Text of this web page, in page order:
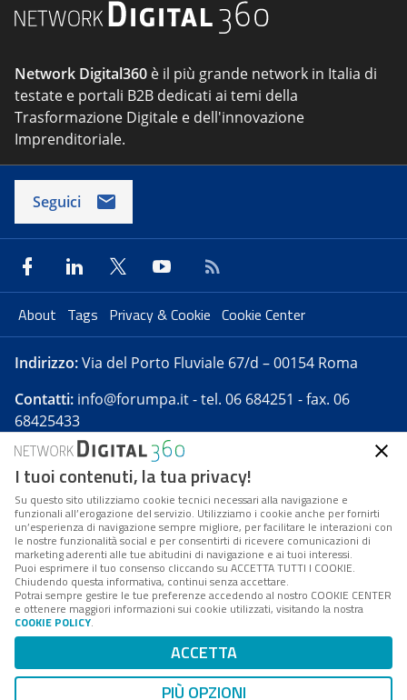
Network Digital360 è il più grande network in Italia di
testate e portali B2B dedicati ai temi della
Trasformazione Digitale e dell'innovazione
Imprenditoriale.
Seguici
About Tags Privacy & Cookie Cookie Center
Indirizzo:Via del Porto Fluviale 67/d – 00154 Roma
Contatti: info@forumpa.it- tel. 06 684251 - fax. 06
68425433
Forumpa.itè una pubblicazione telematica iscritta
presso Registro della stampa del Tribunale di Roma -
Reg. n. 182 del 2 maggio 2008 - Direttore resp. Michela
Stentella
FPA s.r.l. è società soggetta a Direzione e
Coordinamento da parte di Digital360 S.p.A. - FPA s.r.l.
è un'azienda certificata per il sistema di management
Codice Fiscale/Partita IVA n. 10693191008 - R.E.A. Roma
n. 1249791. ISP AWS
Mappa del sito
I tuoi contenuti, la tua privacy!
Su questo sito utilizziamo cookie tecnici necessari alla navigazione e
funzionali all’erogazione del servizio. Utilizziamo i cookie anche per fornirti
un’esperienza di navigazione sempre migliore, per facilitare le interazioni con
le nostre funzionalità social e per consentirti di ricevere comunicazioni di
marketing aderenti alle tue abitudini di navigazione e ai tuoi interessi.
Puoi esprimere il tuo consenso cliccando su ACCETTA TUTTI I COOKIE.
Chiudendo questa informativa, continui senza accettare.
Potrai sempre gestire le tue preferenze accedendo al nostro COOKIE CENTER
e ottenere maggiori informazioni sui cookie utilizzati, visitando la nostra
COOKIE POLICY.
ACCETTA
PIÙ OPZIONI